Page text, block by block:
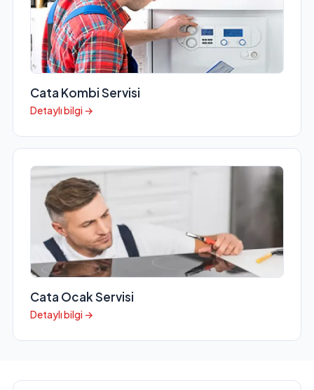
Cata Kombi Servisi
Detaylı bilgi →
Cata Ocak Servisi
Detaylı bilgi →